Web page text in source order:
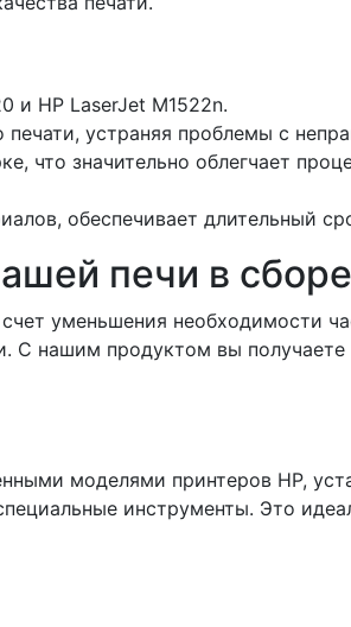
и HP LaserJet M1522n.
печати, устраняя проблемы с
что значительно облегчает
обеспечивает длительный
печи в
уменьшения необходимости
С нашим продуктом вы
моделями принтеров HP,
инструменты. Это